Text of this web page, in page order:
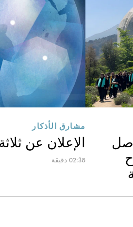
مشارق الأذكار
الإعلان عن
02:38 دقيقة